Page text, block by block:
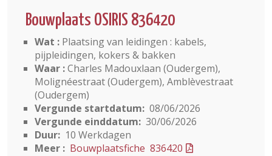
Bouwplaats OSIRIS 836420
Wat : Plaatsing van leidingen : kabels,
pijpleidingen, kokers & bakken
Waar :Charles Madouxlaan (Oudergem),
Molignéestraat (Oudergem), Amblèvestraat
(Oudergem)
Vergunde startdatum: 08/06/2026
Vergunde einddatum: 30/06/2026
Duur: 10 Werkdagen
Meer : Bouwplaatsfiche 836420